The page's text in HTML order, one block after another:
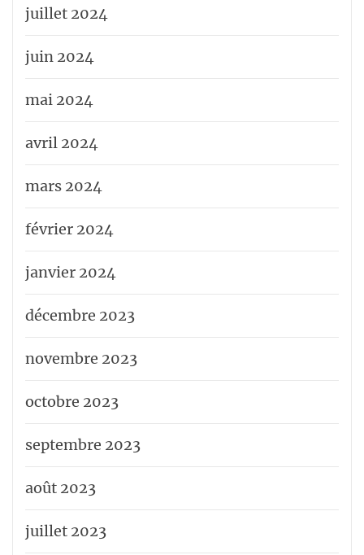
juillet 2024
juin 2024
mai 2024
avril 2024
mars 2024
février 2024
janvier 2024
décembre 2023
novembre 2023
octobre 2023
septembre 2023
août 2023
juillet 2023